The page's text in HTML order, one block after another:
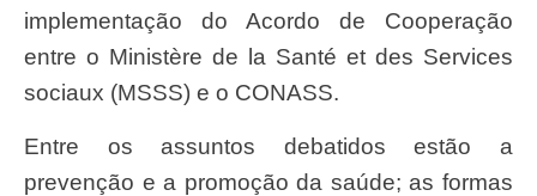
implementação do Acordo de Cooperação
entre o Ministère de la Santé et des Services
sociaux (MSSS) e o CONASS.
Entre os assuntos debatidos estão a
prevenção e a promoção da saúde; as formas